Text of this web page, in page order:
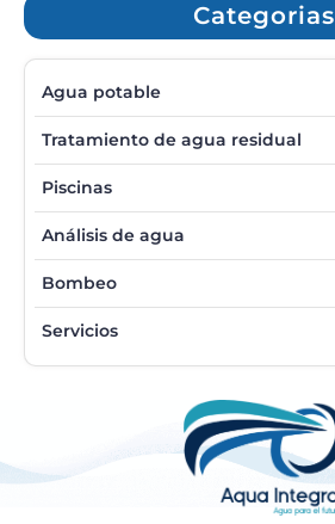
Categorias
Agua potable
Tratamiento de agua residual
Piscinas
Análisis de agua
Bombeo
Servicios